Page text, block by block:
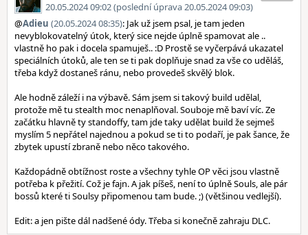
20.05.2024 09:02 (poslední úprava 20.05.2024 09:03)
@Adieu (20.05.2024 08:35): Jak už jsem psal, je tam jeden
nevyblokovatelný útok, který sice nejde úplně spamovat ale ..
vlastně ho pak i docela spamuješ.. :D Prostě se vyčerpává ukazatel
speciálních útoků, ale ten se ti pak doplňuje snad za vše co uděláš,
třeba když dostaneš ránu, nebo provedeš skvělý blok.
Ale hodně záleží i na výbavě. Sám jsem si takový build udělal,
protože mě tu stealth moc nenaplňoval. Souboje mě baví víc. Ze
začátku hlavně ty standoffy, tam jde taky udělat build že sejmeš
myslím 5 nepřátel najednou a pokud se ti to podaří, je pak šance, že
zbytek upustí zbraně nebo něco takového.
Každopádně obtížnost roste a všechny tyhle OP věci jsou vlastně
potřeba k přežití. Což je fajn. A jak píšeš, není to úplně Souls, ale pár
bossů které ti Soulsy připomenou tam bude. ;) (většinou vedlejší).
Edit: a jen pište dál nadšené ódy. Třeba si konečně zahraju DLC.